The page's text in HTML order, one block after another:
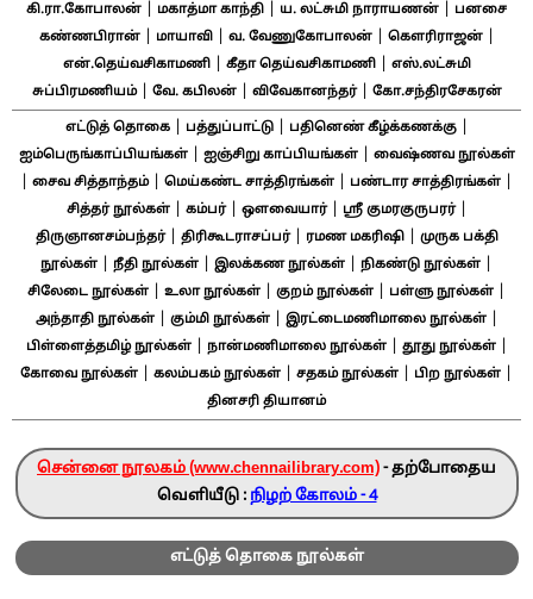
கி.ரா.கோபாலன் மகாத்மா காந்தி ய. லட்சுமி நாராயணன்
பனசை
கண்ணபிரான்| மாயாவி| வ. வேணுகோபாலன்| கௌரிராஜன்|
என்.தெய்வசிகாமணி| கீதா தெய்வசிகாமணி|
எஸ்.லட்சுமி
சுப்பிரமணியம்| வே. கபிலன்| விவேகானந்தர்| கோ.சந்திரசேகரன்
எட்டுத் தொகை| பத்துப்பாட்டு| பதினெண் கீழ்க்கணக்கு|
ஐம்பெருங்காப்பியங்கள்| ஐஞ்சிறு காப்பியங்கள்| வைஷ்ணவ நூல்கள்
சைவ சித்தாந்தம்| மெய்கண்ட சாத்திரங்கள் பண்டார சாத்திரங்கள்
சித்தர் நூல்கள்| கம்பர்| ஔவையார்| ஸ்ரீ குமரகுருபரர்|
திருஞானசம்பந்தர்| திரிகூடராசப்பர்| ரமண மகரிஷி|
முருக பக்தி
நூல்கள்
நீதி நூல்கள் இலக்கண நூல்கள் நிகண்டு நூல்கள்
சிலேடை நூல்கள் உலா நூல்கள் குறம் நூல்கள் பள்ளு நூல்கள்
அந்தாதி நூல்கள்| கும்மி நூல்கள்| இரட்டைமணிமாலை நூல்கள்|
பிள்ளைத்தமிழ் நூல்கள்| நான்மணிமாலை நூல்கள்| தூது நூல்கள்|
கோவை நூல்கள் கலம்பகம் நூல்கள் சதகம் நூல்கள் பிற நூல்கள்
தினசரி தியானம்
சென்னை நூலகம் (www.chennailibrary.com)- தற்போதைய
வெளியீடு : நிழற் கோலம் - 4
எட்டுத் தொகை நூல்கள்